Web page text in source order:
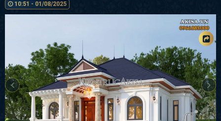
10:51 - 01/08/2025